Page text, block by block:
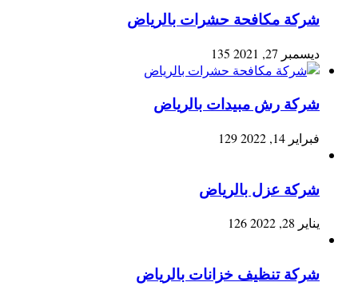
شركة مكافحة حشرات بالرياض
ديسمبر 27, 2021 135
شركة رش مبيدات بالرياض
فبراير 14, 2022 129
شركة عزل بالرياض
يناير 28, 2022 126
شركة تنظيف خزانات بالرياض